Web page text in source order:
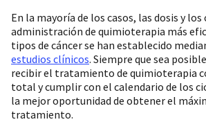
En la mayoría de los casos, las dosis y los
administración de quimioterapia más
tipos de cáncer se han establecido
estudios clínicos. Siempre que sea
recibir el tratamiento de quimioterapia
total y cumplir con el calendario de los
la mejor oportunidad de obtener el
tratamiento.